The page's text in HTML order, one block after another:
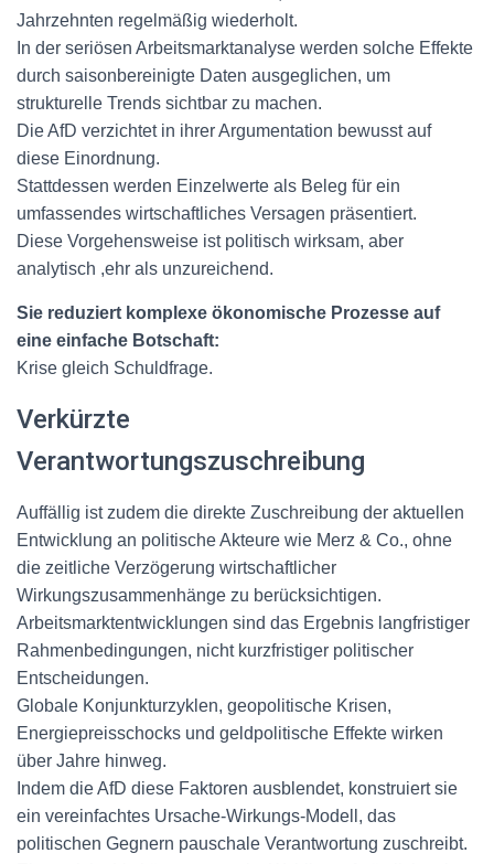
Jahrzehnten regelmäßig wiederholt.
In der seriösen Arbeitsmarktanalyse werden solche Effekte
durch saisonbereinigte Daten ausgeglichen, um
strukturelle Trends sichtbar zu machen.
Die AfD verzichtet in ihrer Argumentation bewusst auf
diese Einordnung.
Stattdessen werden Einzelwerte als Beleg für ein
umfassendes wirtschaftliches Versagen präsentiert.
Diese Vorgehensweise ist politisch wirksam, aber
analytisch ,ehr als unzureichend.
Sie reduziert komplexe ökonomische Prozesse auf
eine einfache Botschaft:
Krise gleich Schuldfrage.
Verkürzte
Verantwortungszuschreibung
Auffällig ist zudem die direkte Zuschreibung der aktuellen
Entwicklung an politische Akteure wie Merz & Co., ohne
die zeitliche Verzögerung wirtschaftlicher
Wirkungszusammenhänge zu berücksichtigen.
Arbeitsmarktentwicklungen sind das Ergebnis langfristiger
Rahmenbedingungen, nicht kurzfristiger politischer
Entscheidungen.
Globale Konjunkturzyklen, geopolitische Krisen,
Energiepreisschocks und geldpolitische Effekte wirken
über Jahre hinweg.
Indem die AfD diese Faktoren ausblendet, konstruiert sie
ein vereinfachtes Ursache-Wirkungs-Modell, das
politischen Gegnern pauschale Verantwortung zuschreibt.